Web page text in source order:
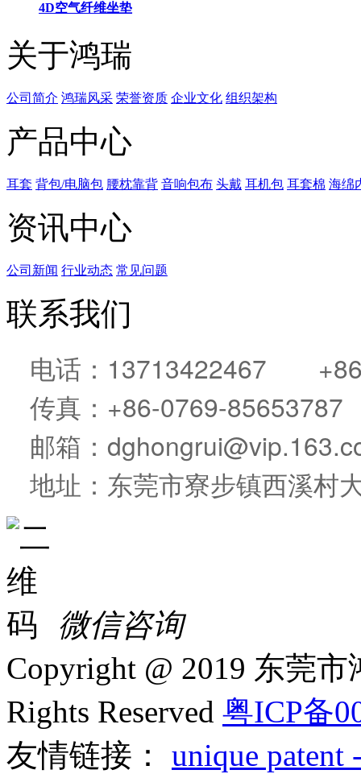
4D空气纤维坐垫
关于鸿瑞
公司简介 鸿瑞风采 荣誉资质 企业文化 组织架构
产品中心
耳套 背包/电脑包 腰枕靠背 音响包布 头戴 耳机包 耳套棉 海绵
资讯中心
公司新闻 行业动态 常见问题
联系我们
电话：13713422467
传真：+86-0769-85653787
邮箱：
地址：东莞市寮步镇西溪村
微信咨询
Copyright @ 2019 东莞
Rights Reserved 粤ICP备
友情链接： unique patent